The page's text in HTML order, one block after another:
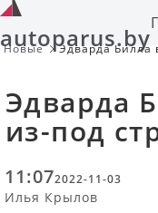
autoparus.by
Новые
Эдварда Билла
Эдварда
из-под
11:072022-11-03
Илья Крылов